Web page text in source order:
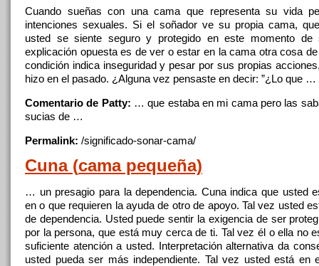
Cuando sueñas con unacama que representa su vida
intenciones sexuales. Si el soñador ve su propia cama,
usted se siente seguro y protegido en este momento de
explicación opuesta es dever o estar en lacama otra cosa de
condición indica inseguridad y pesar por sus propias
hizo en el pasado. ¿Alguna vez pensaste en decir: ”¿Lo que …
Comentario de Patty: … que estaba en mi camapero las
sucias de …
Permalink: /significado-sonar-cama/
Cuna (camapequeña)
… un presagio para la dependencia. Cuna indica que usted
en o que requieren la ayudade otrode apoyo. Tal vez usted
de dependencia. Usted puede sentir la exigencia deser
por la persona, que está muy cercade ti. Tal vez él o ella no
suficiente atención a usted. Interpretación alternativa da
usted pueda ser más independiente. Tal vez usted está en